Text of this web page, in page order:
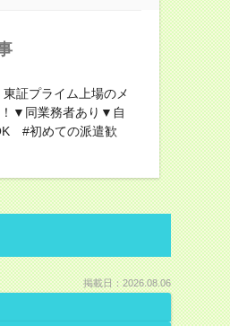
証プライム上場のメ
！▼同業務者あり▼自
#初めての派遣歓
掲載日：2026.08.06